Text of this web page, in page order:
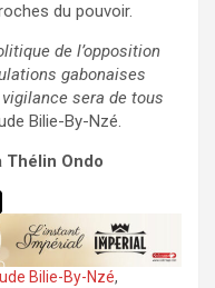
du pouvoir.
de l’opposition
gabonaises
sera de tous
Bilie-By-Nzé.
Thélin Ondo
Bilie-By-Nzé,